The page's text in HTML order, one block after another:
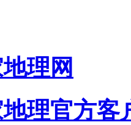
理网
理官方客